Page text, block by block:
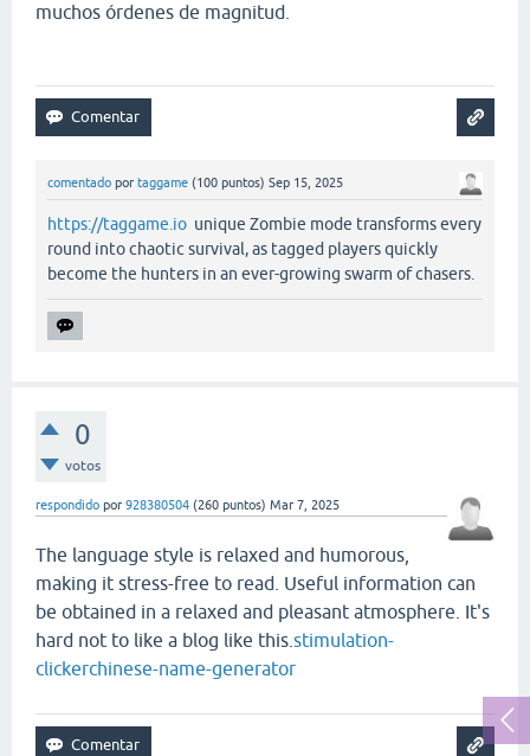
muchos órdenes de magnitud.
comentado por taggame (100 puntos) Sep 15, 2025
https://taggame.io unique Zombie mode transforms every
round into chaotic survival, as tagged players quickly
become the hunters in an ever-growing swarm of chasers.
0
votos
respondido por 928380504 (260 puntos) Mar 7, 2025
The language style is relaxed and humorous,
making it stress-free to read. Useful information can
be obtained in a relaxed and pleasant atmosphere. It's
hard not to like a blog like this. stimulation-
clickerchinese-name-generator